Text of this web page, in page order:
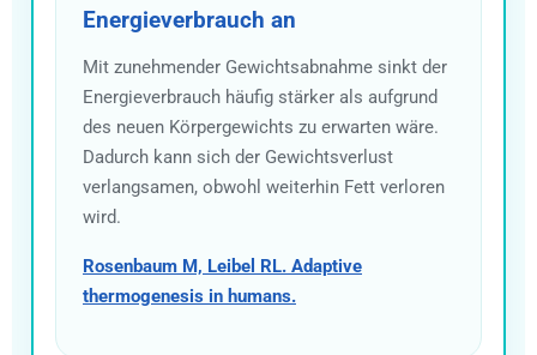
Energieverbrauch an
Mit zunehmender Gewichtsabnahme sinkt der
Energieverbrauch häufig stärker als aufgrund
des neuen Körpergewichts zu erwarten wäre.
Dadurch kann sich der Gewichtsverlust
verlangsamen, obwohl weiterhin Fett verloren
wird.
Rosenbaum M, Leibel RL. Adaptive
thermogenesis in humans.